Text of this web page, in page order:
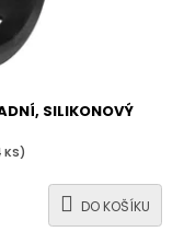
SILIKONOVÝ
KS)
DO KOŠÍKU